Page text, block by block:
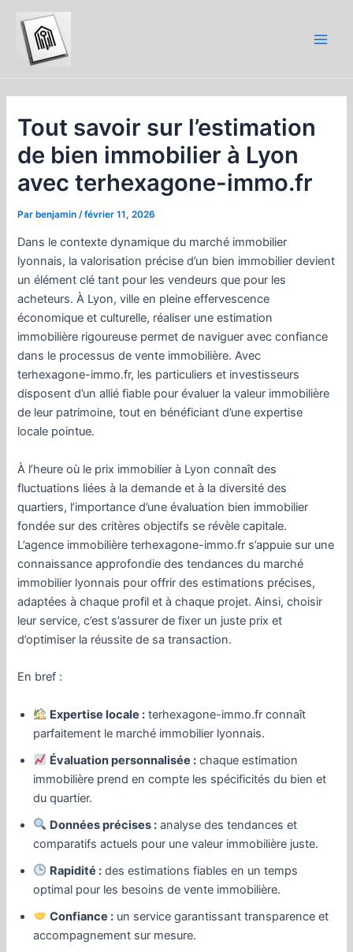
contenu
Tout savoir sur l’estimation
de bien immobilier à Lyon
avec terhexagone-immo.fr
Par benjamin/février 11, 2026
Dans le contexte dynamique du marché immobilier
lyonnais, la valorisation précise d’un bien immobilier devient
un élément clé tant pour les vendeurs que pour les
acheteurs. À Lyon, ville en pleine effervescence
économique et culturelle, réaliser une estimation
immobilière rigoureuse permet de naviguer avec confiance
dans le processus de vente immobilière. Avec
terhexagone-immo.fr, les particuliers et investisseurs
disposent d’un allié fiable pour évaluer la valeur immobilière
de leur patrimoine, tout en bénéficiant d’une expertise
locale pointue.
À l’heure où le prix immobilier à Lyon connaît des
fluctuations liées à la demande et à la diversité des
quartiers, l’importance d’une évaluation bien immobilier
fondée sur des critères objectifs se révèle capitale.
L’agence immobilière terhexagone-immo.fr s’appuie sur une
connaissance approfondie des tendances du marché
immobilier lyonnais pour offrir des estimations précises,
adaptées à chaque profil et à chaque projet. Ainsi, choisir
leur service, c’est s’assurer de fixer un juste prix et
d’optimiser la réussite de sa transaction.
En bref :
Expertise locale : terhexagone-immo.fr connaît
parfaitement le marché immobilier lyonnais.
Évaluation personnalisée : chaque estimation
immobilière prend en compte les spécificités du bien et
du quartier.
Données précises : analyse des tendances et
comparatifs actuels pour une valeur immobilière juste.
Rapidité : des estimations fiables en un temps
optimal pour les besoins de vente immobilière.
Confiance : un service garantissant transparence et
accompagnement sur mesure.